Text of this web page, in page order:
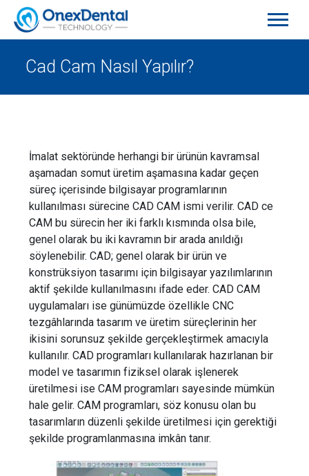
Cad Cam Nasıl Yapılır?
İmalat sektöründe herhangi bir ürünün kavramsal
aşamadan somut üretim aşamasına kadar geçen
süreç içerisinde bilgisayar programlarının
kullanılması sürecine CAD CAM ismi verilir. CAD ce
CAM bu sürecin her iki farklı kısmında olsa bile,
genel olarak bu iki kavramın bir arada anıldığı
söylenebilir. CAD; genel olarak bir ürün ve
konstrüksiyon tasarımı için bilgisayar yazılımlarının
aktif şekilde kullanılmasını ifade eder. CAD CAM
uygulamaları ise günümüzde özellikle CNC
tezgâhlarında tasarım ve üretim süreçlerinin her
ikisini sorunsuz şekilde gerçekleştirmek amacıyla
kullanılır. CAD programları kullanılarak hazırlanan bir
model ve tasarımın fiziksel olarak işlenerek
üretilmesi ise CAM programları sayesinde mümkün
hale gelir. CAM programları, söz konusu olan bu
tasarımların düzenli şekilde üretilmesi için gerektiği
şekilde programlanmasına imkân tanır.